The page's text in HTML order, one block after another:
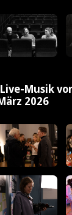
Musik
2026